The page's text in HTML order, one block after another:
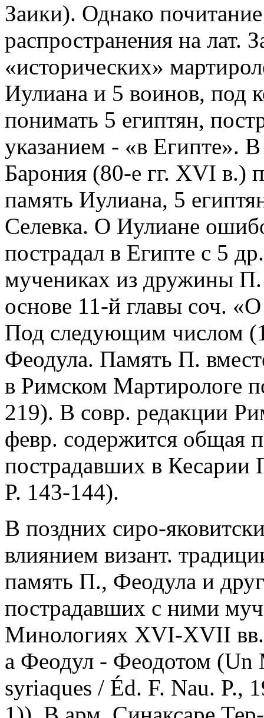
Заики). Однако
распространения на лат.
«исторических»
Иулиана и 5 воинов, под
понимать 5 египтян,
указанием - «в Египте».
Барония (80-е гг. XVI в.)
память Иулиана, 5
Селевка. О Иулиане
пострадал в Египте с 5
мучениках из дружины П.
основе 11-й главы соч.
Под следующим числом
Феодула. Память П.
в Римском Мартирологе
219). В совр. редакции
февр. содержится общая
пострадавших в Кесарии
P. 143-144).
В поздних сиро-
влиянием визант.
память П., Феодула и
пострадавших с ними
Минологиях XVI-XVII
а Феодул - Феодотом (Un
syriaques / Éd. F. Nau. P.,